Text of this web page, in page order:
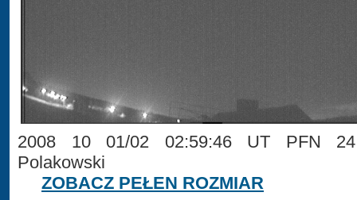
2008 10 01/02 02:59:46 UT PFN 24
Polakowski
ZOBACZ PEŁEN ROZMIAR